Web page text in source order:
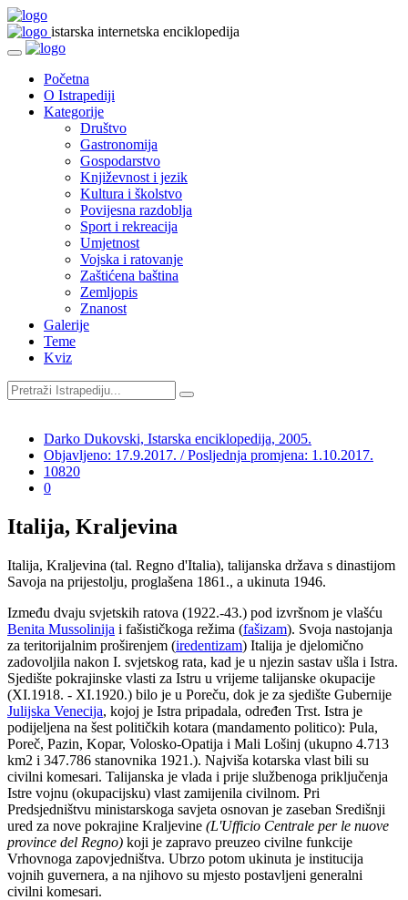
istarska internetska enciklopedija
Početna
O Istrapediji
Kategorije
Društvo
Gastronomija
Gospodarstvo
Književnost i jezik
Kultura i školstvo
Povijesna razdoblja
Sport i rekreacija
Umjetnost
Vojska i ratovanje
Zaštićena baština
Zemljopis
Znanost
Galerije
Teme
Kviz
Darko Dukovski, Istarska enciklopedija, 2005.
Objavljeno: 17.9.2017. / Posljednja promjena: 1.10.2017.
10820
0
Italija, Kraljevina
Italija, Kraljevina (tal. Regno d'Italia), talijanska država s dinastijom
Savoja na prijestolju, proglašena 1861., a ukinuta 1946.
Između dvaju svjetskih ratova (1922.-43.) pod izvršnom je vlašću
Benita Mussolinija i fašističkoga režima (fašizam). Svoja nastojanja
za teritorijalnim proširenjem (iredentizam) Italija je djelomično
zadovoljila nakon I. svjetskog rata, kad je u njezin sastav ušla i Istra.
Sjedište pokrajinske vlasti za Istru u vrijeme talijanske okupacije
(XI.1918. - XI.1920.) bilo je u Poreču, dok je za sjedište Gubernije
Julijska Venecija, kojoj je Istra pripadala, određen Trst. Istra je
podijeljena na šest političkih kotara (mandamento politico): Pula,
Poreč, Pazin, Kopar, Volosko-Opatija i Mali Lošinj (ukupno 4.713
km2 i 347.786 stanovnika 1921.). Najviša kotarska vlast bili su
civilni komesari. Talijanska je vlada i prije službenoga priključenja
Istre vojnu (okupacijsku) vlast zamijenila civilnom. Pri
Predsjedništvu ministarskoga savjeta osnovan je zaseban Središnji
ured za nove pokrajine Kraljevine (L'Ufficio Centrale per le nuove
province del Regno) koji je zapravo preuzeo civilne funkcije
Vrhovnoga zapovjedništva. Ubrzo potom ukinuta je institucija
vojnih guvernera, a na njihovo su mjesto postavljeni generalni
civilni komesari.